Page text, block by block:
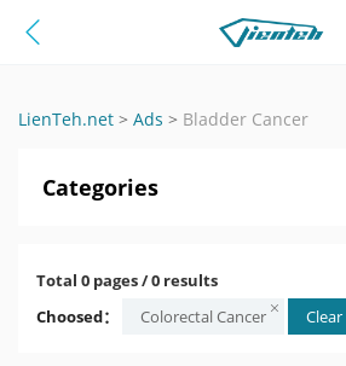
LienTeh.net > Ads > Bladder Cancer
Categories
Total 0 pages / 0 results
Choosed：
Colorectal Cancer Clear